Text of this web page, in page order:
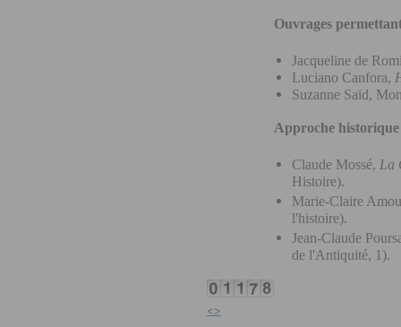
Ouvrages
Jacqueline de
Luciano Canfora,
Suzanne Saïd,
Approche
Claude Mossé, La
Histoire).
Marie-Claire
l'histoire).
Jean-Claude
de l'Antiquité, 1).
<>